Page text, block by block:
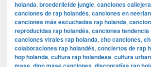
holanda, broederliefde jungle, canciones
canciones de rap holandés, canciones en
canciones más escuchadas rap holanda,
reproducidas rap holandés, canciones tendencia
canciones virales rap holanda, cho canciones,
colaboraciones rap holandés, conciertos de rap
hop holanda, cultura rap holandesa, cultura